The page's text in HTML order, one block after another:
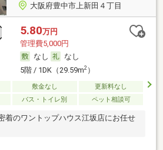
大阪府豊中市上新田４丁目
5.80万円
管理費5,000円
なし
なし
5階 / 1DK（29.59m2）
敷金なし
更新料なし
バス・トイレ別 ペット相談可
着のワントップハウス江坂店にお任せ